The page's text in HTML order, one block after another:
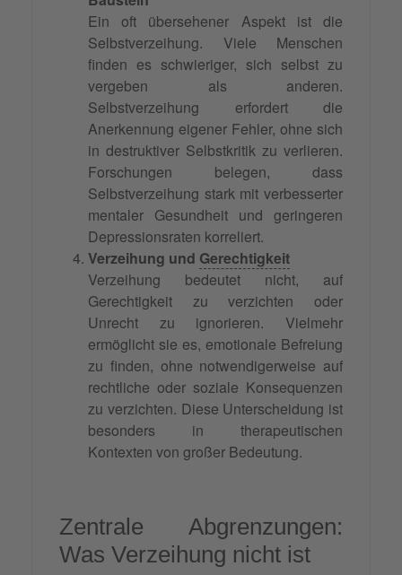
Ein oft übersehener Aspekt ist die
Selbstverzeihung. Viele Menschen
finden es schwieriger, sich selbst zu
vergeben als anderen.
Selbstverzeihung erfordert die
Anerkennung eigener Fehler, ohne sich
in destruktiver Selbstkritik zu verlieren.
Forschungen belegen, dass
Selbstverzeihung stark mit verbesserter
mentaler Gesundheit und geringeren
Depressionsraten korreliert.
Verzeihung und Gerechtigkeit
Verzeihung bedeutet nicht, auf
Gerechtigkeit zu verzichten oder
Unrecht zu ignorieren. Vielmehr
ermöglicht sie es, emotionale Befreiung
zu finden, ohne notwendigerweise auf
rechtliche oder soziale Konsequenzen
zu verzichten. Diese Unterscheidung ist
besonders in therapeutischen
Kontexten von großer Bedeutung.
Zentrale Abgrenzungen:
Was Verzeihung nicht ist